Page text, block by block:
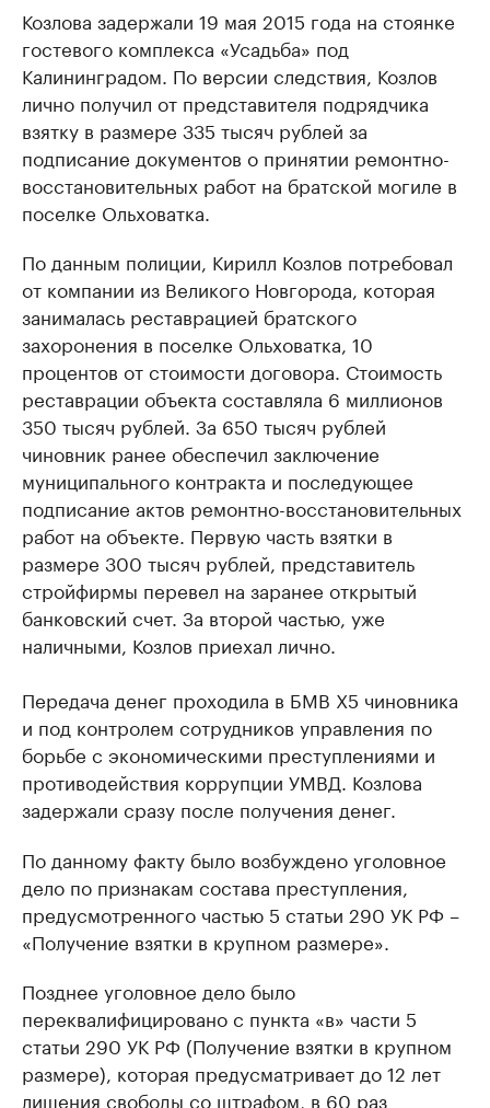
Козлова задержали 19 мая 2015 года на стоянке
гостевого комплекса «Усадьба» под
Калининградом. По версии следствия, Козлов
лично получил от представителя подрядчика
взятку в размере 335 тысяч рублей за
подписание документов о принятии ремонтно-
восстановительных работ на братской могиле в
поселке Ольховатка.
По данным полиции, Кирилл Козлов потребовал
от компании из Великого Новгорода, которая
занималась реставрацией братского
захоронения в поселке Ольховатка, 10
процентов от стоимости договора. Стоимость
реставрации объекта составляла 6 миллионов
350 тысяч рублей. За 650 тысяч рублей
чиновник ранее обеспечил заключение
муниципального контракта и последующее
подписание актов ремонтно-восстановительных
работ на объекте. Первую часть взятки в
размере 300 тысяч рублей, представитель
стройфирмы перевел на заранее открытый
банковский счет. За второй частью, уже
наличными, Козлов приехал лично.
Передача денег проходила в БМВ Х5 чиновника
и под контролем сотрудников управления по
борьбе с экономическими преступлениями и
противодействия коррупции УМВД. Козлова
задержали сразу после получения денег.
По данному факту было возбуждено уголовное
дело по признакам состава преступления,
предусмотренного частью 5 статьи 290 УК РФ –
«Получение взятки в крупном размере».
Позднее уголовное дело было
переквалифицировано с пункта «в» части 5
статьи 290 УК РФ (Получение взятки в крупном
размере), которая предусматривает до 12 лет
лишения свободы со штрафом, в 60 раз